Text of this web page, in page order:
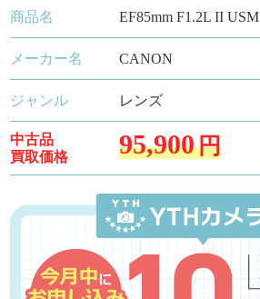
商品名 EF85mm F1.2L II USM
メーカー名 CANON
ジャンル レンズ
中古品
買取価格
95,900円